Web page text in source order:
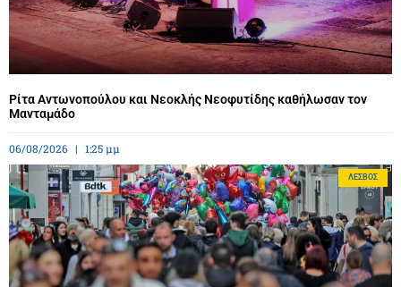
Ρίτα Αντωνοπούλου και Νεοκλής Νεοφυτίδης καθήλωσαν τον
Μανταμάδο
06/08/2026 1:25 μμ
ΛΈΣΒΟΣ